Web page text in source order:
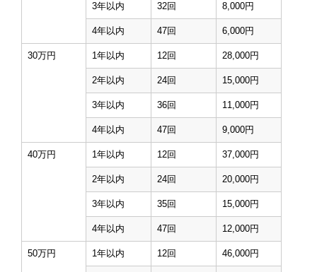
3年以内 32回 8,000円
4年以内 47回 6,000円
30万円 1年以内 12回 28,000円
2年以内 24回 15,000円
3年以内 36回 11,000円
4年以内 47回 9,000円
40万円 1年以内 12回 37,000円
2年以内 24回 20,000円
3年以内 35回 15,000円
4年以内 47回 12,000円
50万円 1年以内 12回 46,000円